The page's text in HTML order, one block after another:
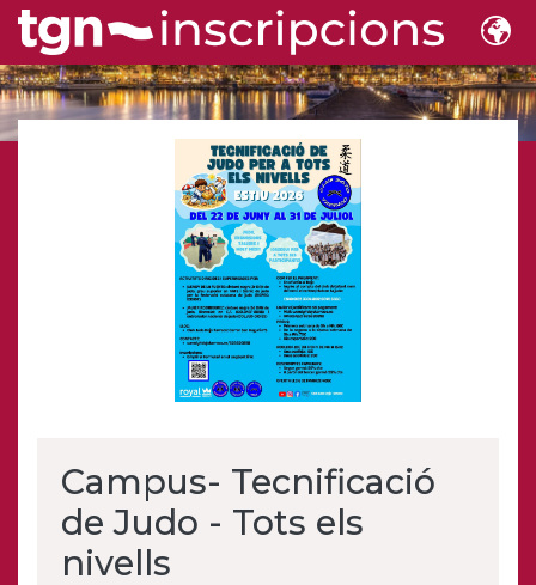
Campus- Tecnificació
de Judo - Tots els
nivells